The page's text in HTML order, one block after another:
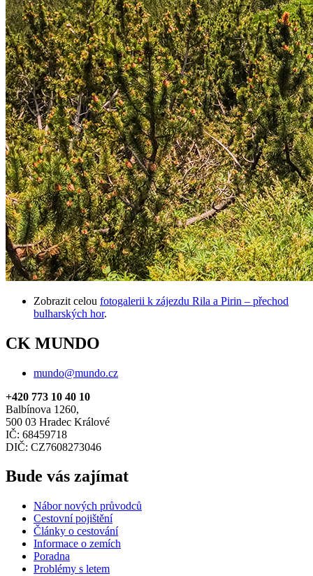
Zobrazit celou fotogalerii k zájezdu Rila a Pirin – přechod
bulharských hor.
CK MUNDO
mundo@mundo.cz
+420 773 10 40 10
Balbínova 1260,
500 03 Hradec Králové
IČ: 68459718
DIČ: CZ7608273046
Bude vás zajímat
Nábor nových průvodců
Cestovní pojištění
Články o cestování
Informace o zemích
Poradna
Problémy s letem